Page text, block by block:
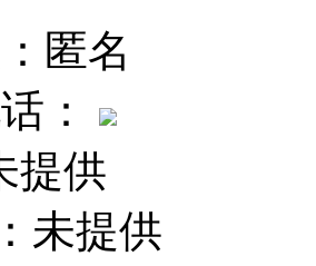
匿名
：
提供
未提供